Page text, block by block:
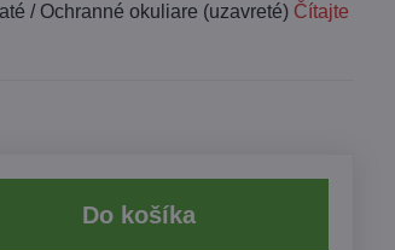
/ Ochranné okuliare (uzavreté) Čítajte
Do košíka